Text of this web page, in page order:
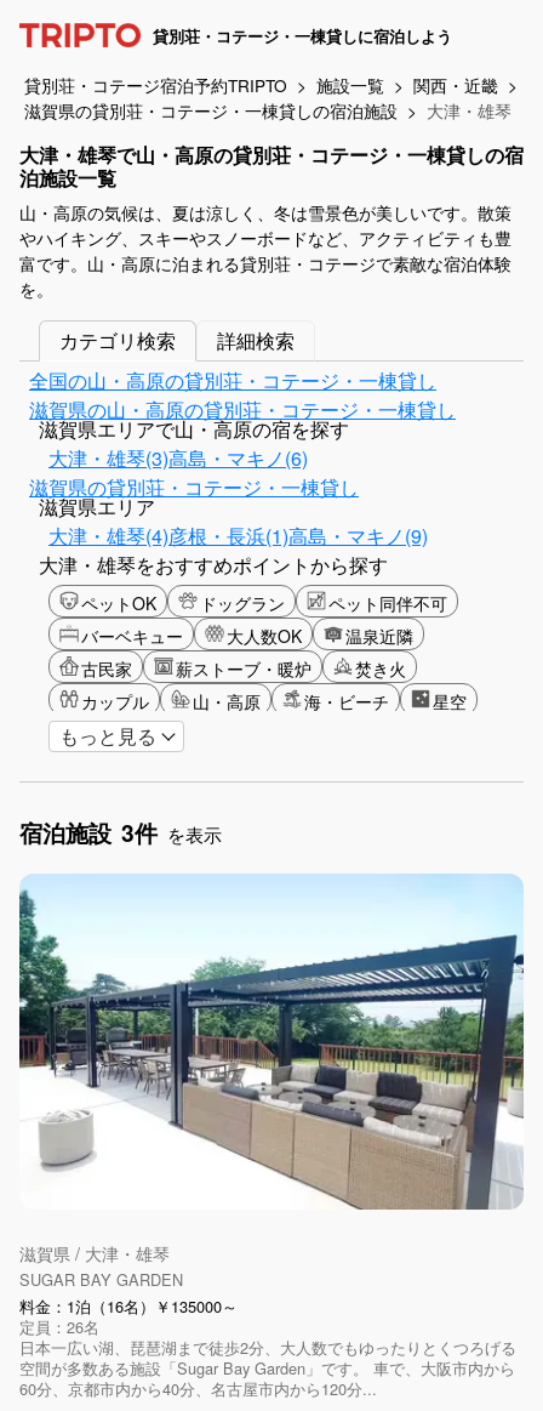
貸別荘・コテージ・一棟貸しに宿泊しよう
貸別荘・コテージ宿泊予約TRIPTO 施設一覧
関西・近畿
滋賀県の貸別荘・コテージ・一棟貸しの宿泊施設
大津・雄琴
大津・雄琴で山・高原の貸別荘・コテージ・一棟貸しの宿
泊施設一覧
山・高原の気候は、夏は涼しく、冬は雪景色が美しいです。散策
やハイキング、スキーやスノーボードなど、アクティビティも豊
富です。山・高原に泊まれる貸別荘・コテージで素敵な宿泊体験
を。
カテゴリ検索
詳細検索
全国の山・高原の貸別荘・コテージ・一棟貸し
滋賀県の山・高原の貸別荘・コテージ・一棟貸し
滋賀県エリアで山・高原の宿を探す
大津・雄琴(3)高島・マキノ(6)
滋賀県の貸別荘・コテージ・一棟貸し
滋賀県エリア
大津・雄琴(4)彦根・長浜(1)高島・マキノ(9)
大津・雄琴をおすすめポイントから探す
ペットOK ドッグラン
ペット同伴不可
バーベキュー
大人数OK
温泉近隣
古民家
薪ストーブ・暖炉
焚き火
カップル
山・高原 海・ビーチ
星空
湖畔
雪シーズン
もっと見る
宿泊施設 3件 を表示
滋賀県 / 大津・雄琴
SUGAR BAY GARDEN
料金：1泊（16名）￥135000～
定員：26名
日本一広い湖、琵琶湖まで徒歩2分、大人数でもゆったりとくつろげる
空間が多数ある施設「Sugar Bay Garden」です。 車で、大阪市内から
60分、京都市内から40分、名古屋市内から120分...